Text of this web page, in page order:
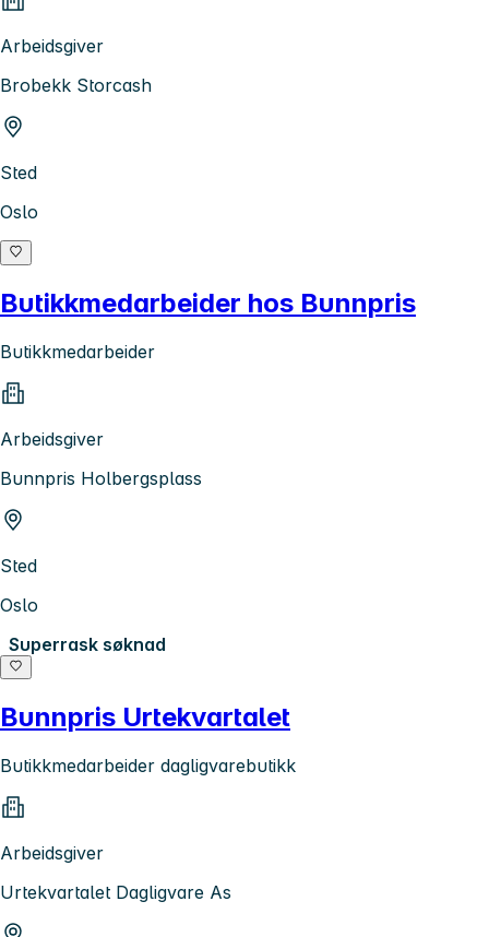
Arbeidsgiver
Brobekk Storcash
Sted
Oslo
Butikkmedarbeider hos Bunnpris
Butikkmedarbeider
Arbeidsgiver
Bunnpris Holbergsplass
Sted
Oslo
Superrask søknad
Bunnpris Urtekvartalet
Butikkmedarbeider dagligvarebutikk
Arbeidsgiver
Urtekvartalet Dagligvare As